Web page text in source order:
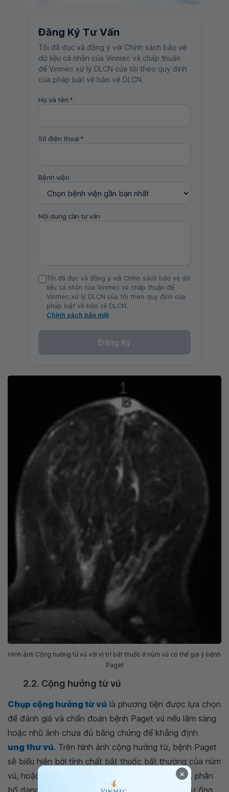
Đăng Ký Tư Vấn
Tôi đã đọc và đồng ý với Chính sách bảo vệ
dữ liệu cá nhân của Vinmec và chấp thuận
để Vinmec xử lý DLCN của tôi theo quy định
của pháp luật về bảo vệ DLCN.
Họ và tên *
Số điện thoại *
Bệnh viện
Nội dung cần tư vấn
Tôi đã đọc và đồng ý với Chính sách bảo vệ dữ
liệu cá nhân của Vinmec và chấp thuận để
Vinmec xử lý DLCN của tôi theo quy định của
pháp luật về bảo vệ DLCN.
Chính sách bảo mật
Đăng Ký
Hình ảnh Cộng hưởng từ vú với vị trí bắt thuốc ở núm vú có thể gợi ý bệnh
Paget
2.2. Cộng hưởng từ vú
Chụp cộng hưởng từ vú là phương tiện được lựa chọn
để đánh giá và chẩn đoán bệnh Paget vú nếu lâm sàng
hoặc nhũ ảnh chưa đủ bằng chứng để khẳng định
ung thư vú. Trên hình ảnh cộng hưởng từ, bệnh Paget
sẽ biểu hiện bởi tính chất bắt thuốc bất thường của núm
vú, hoặc những tổn thương bắt thuốc dạng cụm, phân
×